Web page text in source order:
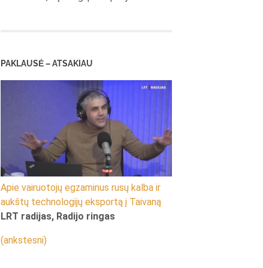
PAKLAUSĖ – ATSAKIAU
Apie vairuotojų egzaminus rusų kalba ir
aukštų technologijų eksportą į Taivaną
LRT radijas, Radijo ringas
(ankstesni)